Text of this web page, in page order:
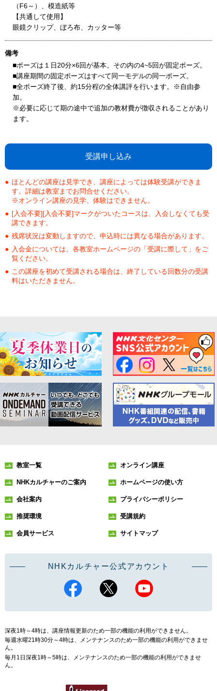
（F6～）、模造紙等
【共通して使用】
眼鏡クリップ、ぼろ布、カッター等
備考
■ポーズは１日20分×6回が基本。その内の4~5回が固定ポーズ。
■講座期間の固定ポーズはすべて同一モデルの同一ポーズ。
■全ポーズ終了後、約15分程の全体講評を行います。※自由参
加。
※必要に応じて期の途中で追加の教材費が徴収されることがあり
ます。
受講申し込み
ほとんどの講座は見学でき、講座によっては体験受講ができま
す。詳細は教室までお問合せください。
※オンライン講座の見学、体験はできません。
[入会不要][入会不要]マークがついたコースは、入会しなくても受
講できます。
残席状況は変動しますので、申込時には異なる場合があります。
入会金については、各教室ホームページの「受講に際して」をご
覧ください。
この講座を初めて受講される場合は、終了している回数分の受講
料はいただきません。
教室一覧 オンライン講座
NHKカルチャーのご案内 ホームページの使い方
会社案内 プライバシーポリシー
推奨環境 受講規約
会員サービス サイトマップ
NHKカルチャー公式アカウント
深夜1時～4時は、講座情報更新のため一部の機能の利用ができません。
毎週水曜21時30分～4時は、メンテナンスのため一部の機能の利用ができませ
ん。
毎月1日深夜1時～5時は、メンテナンスのため一部の機能の利用ができませ
ん。